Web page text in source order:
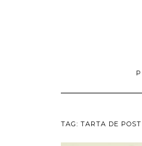
TAG: TARTA DE POST